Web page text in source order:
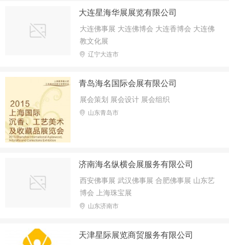
大连星海华展展览有限公司
大连佛事展 大连佛博会 大连香博会 大连佛
教文化展
辽宁大连市
青岛海名国际会展有限公司
展会策划 展会设计 展会组织
山东青岛市
济南海名纵横会展服务有限公司
西安佛事展 武汉佛事展 合肥佛事展 山东艺
博会 上海珠宝展
山东济南市
天津星际展览商贸服务有限公司